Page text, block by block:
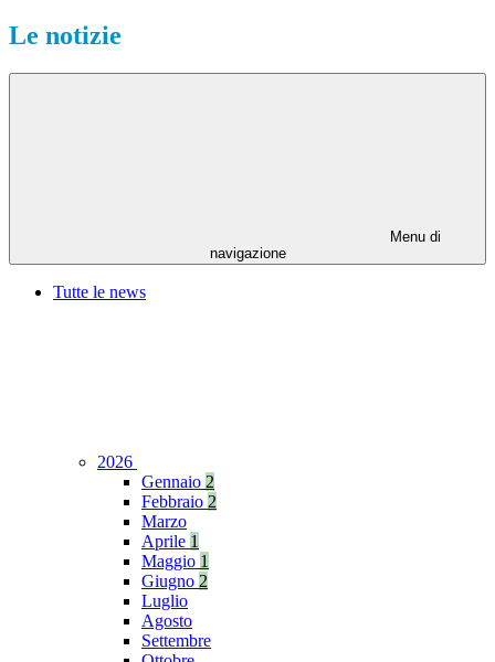
Le notizie
Menu di
navigazione
Tutte le news
2026
Gennaio 2
Febbraio 2
Marzo
Aprile 1
Maggio 1
Giugno 2
Luglio
Agosto
Settembre